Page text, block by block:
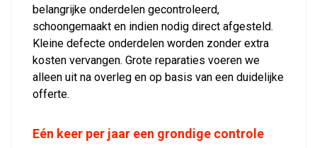
belangrijke onderdelen gecontroleerd,
schoongemaakt en indien nodig direct afgesteld.
Kleine defecte onderdelen worden zonder extra
kosten vervangen. Grote reparaties voeren we
alleen uit na overleg en op basis van een duidelijke
offerte.
Eén keer per jaar een grondige controle